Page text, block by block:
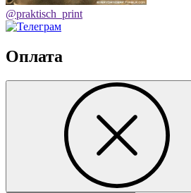
@praktisch_print
Оплата